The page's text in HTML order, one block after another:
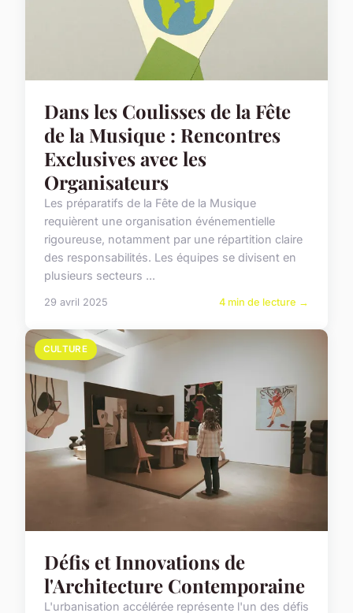
Dans les Coulisses de la Fête
de la Musique : Rencontres
Exclusives avec les
Organisateurs
Les préparatifs de la Fête de la Musique
requièrent une organisation événementielle
rigoureuse, notamment par une répartition claire
des responsabilités. Les équipes se divisent en
plusieurs secteurs ...
29 avril 2025 4 min de lecture →
CULTURE
Défis et Innovations de
l'Architecture Contemporaine
L'urbanisation accélérée représente l'un des défis